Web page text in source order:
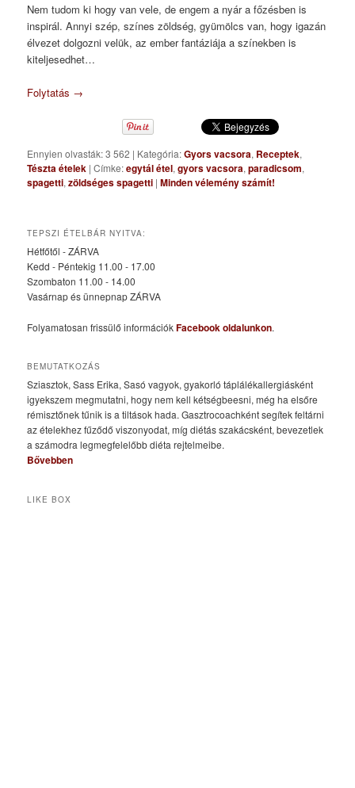
Nem tudom ki hogy van vele, de engem a nyár a főzésben is
inspirál. Annyi szép, színes zöldség, gyümölcs van, hogy igazán
élvezet dolgozni velük, az ember fantáziája a színekben is
kiteljesedhet…
Folytatás →
Ennyien olvasták: 3 562 | Kategória:Gyors vacsora, Receptek,
Tészta ételek |Címke:egytál étel,gyors vacsora,paradicsom,
spagetti,zöldséges spagetti |Minden vélemény számít!
TEPSZI ÉTELBÁR NYITVA:
Hétfőtől - ZÁRVA
Kedd - Péntekig 11.00 - 17.00
Szombaton 11.00 - 14.00
Vasárnap és ünnepnap ZÁRVA
Folyamatosan frissülő információkFacebook oldalunkon.
BEMUTATKOZÁS
Sziasztok, Sass Erika, Sasó vagyok, gyakorló táplálékallergiásként
igyekszem megmutatni, hogy nem kell kétségbeesni, még ha elsőre
rémisztőnek tűnik is a tiltások hada. Gasztrocoachként segítek feltárni
az ételekhez fűződő viszonyodat, míg diétás szakácsként, bevezetlek
a számodra legmegfelelőbb diéta rejtelmeibe.
Bővebben
LIKE BOX